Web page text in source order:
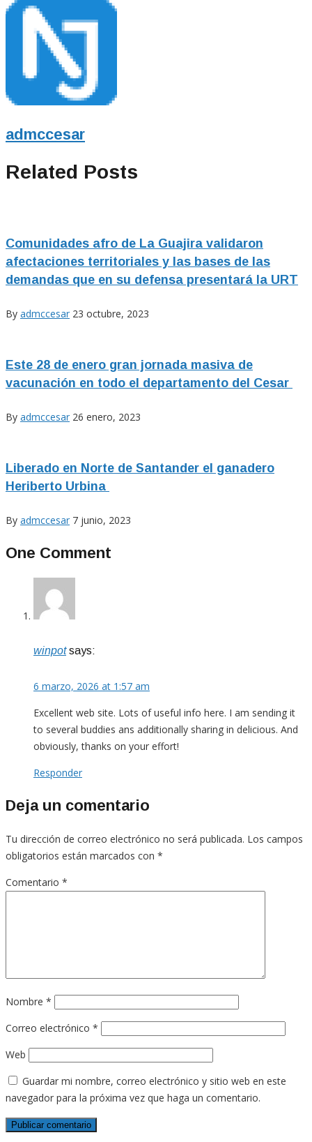
admccesar
Related Posts
Comunidades afro de La Guajira validaron
afectaciones territoriales y las bases de las
demandas que en su defensa presentará la URT
By admccesar 23 octubre, 2023
Este 28 de enero gran jornada masiva de
vacunación en todo el departamento del Cesar
By admccesar 26 enero, 2023
Liberado en Norte de Santander el ganadero
Heriberto Urbina
By admccesar 7 junio, 2023
One Comment
winpot says:
6 marzo, 2026 at 1:57 am
Excellent web site. Lots of useful info here. I am sending it
to several buddies ans additionally sharing in delicious. And
obviously, thanks on your effort!
Responder
Deja un comentario
Tu dirección de correo electrónico no será publicada. Los campos
obligatorios están marcados con *
Comentario *
Nombre *
Correo electrónico *
Web
Guardar mi nombre, correo electrónico y sitio web en este
navegador para la próxima vez que haga un comentario.